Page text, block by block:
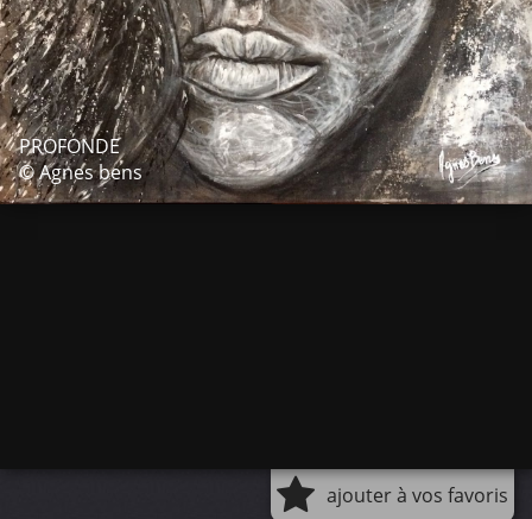
PROFONDE
© Agnes bens
ajouter à vos favoris